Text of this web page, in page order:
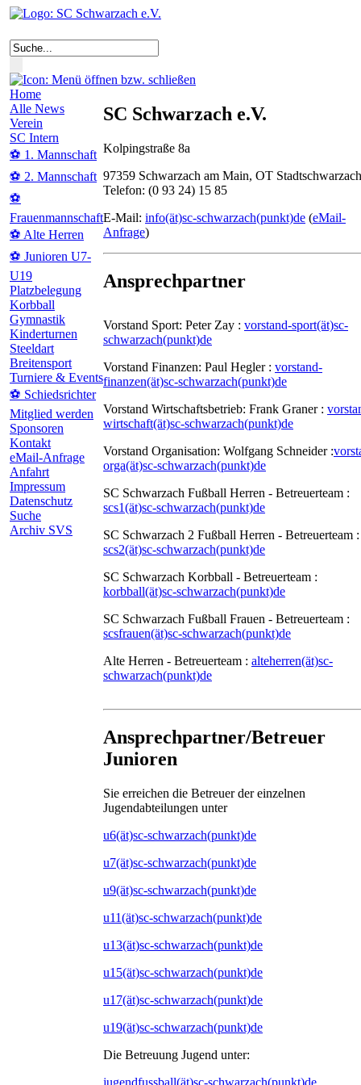
Home
Alle News
Verein
SC Intern
⚽ 1. Mannschaft
⚽ 2. Mannschaft
⚽
Frauenmannschaft
⚽ Alte Herren
⚽ Junioren U7-
U19
Platzbelegung
Korbball
Gymnastik
Kinderturnen
Steeldart
Breitensport
Turniere & Events
⚽ Schiedsrichter
Mitglied werden
Sponsoren
Kontakt
eMail-Anfrage
Anfahrt
Impressum
Datenschutz
Suche
Archiv SVS
SC Schwarzach e.V.
Kolpingstraße 8a
97359 Schwarzach am Main, OT Stadtschwarzach
Telefon: (0 93 24) 15 85
E-Mail: info(ät)sc-schwarzach(punkt)de (eMail-
Anfrage)
Ansprechpartner
Vorstand Sport: Peter Zay : vorstand-sport(ät)sc-
schwarzach(punkt)de
Vorstand Finanzen: Paul Hegler : vorstand-
finanzen(ät)sc-schwarzach(punkt)de
Vorstand Wirtschaftsbetrieb: Frank Graner :
wirtschaft(ät)sc-schwarzach(punkt)de
Vorstand Organisation: Wolfgang Schneider :
orga(ät)sc-schwarzach(punkt)de
SC Schwarzach Fußball Herren - Betreuerteam :
scs1(ät)sc-schwarzach(punkt)de
SC Schwarzach 2 Fußball Herren - Betreuerteam :
scs2(ät)sc-schwarzach(punkt)de
SC Schwarzach Korbball - Betreuerteam :
korbball(ät)sc-schwarzach(punkt)de
SC Schwarzach Fußball Frauen - Betreuerteam :
scsfrauen(ät)sc-schwarzach(punkt)de
Alte Herren - Betreuerteam : alteherren(ät)sc-
schwarzach(punkt)de
Ansprechpartner/Betreuer
Junioren
Sie erreichen die Betreuer der einzelnen
Jugendabteilungen unter
u6(ät)sc-schwarzach(punkt)de
u7(ät)sc-schwarzach(punkt)de
u9(ät)sc-schwarzach(punkt)de
u11(ät)sc-schwarzach(punkt)de
u13(ät)sc-schwarzach(punkt)de
u15(ät)sc-schwarzach(punkt)de
u17(ät)sc-schwarzach(punkt)de
u19(ät)sc-schwarzach(punkt)de
Die Betreuung Jugend unter:
jugendfussball(ät)sc-schwarzach(punkt)de